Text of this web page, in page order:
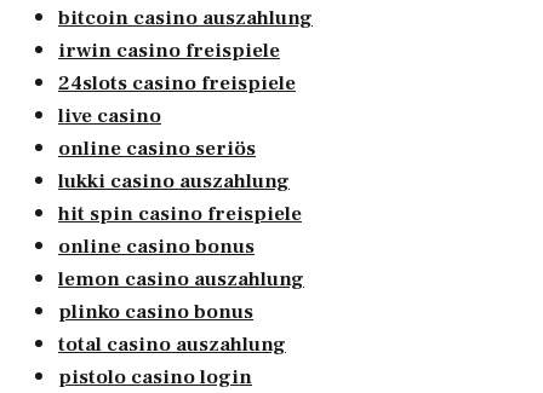
bitcoin casino auszahlung
irwin casino freispiele
24slots casino freispiele
live casino
online casino seriös
lukki casino auszahlung
hit spin casino freispiele
online casino bonus
lemon casino auszahlung
plinko casino bonus
total casino auszahlung
pistolo casino login